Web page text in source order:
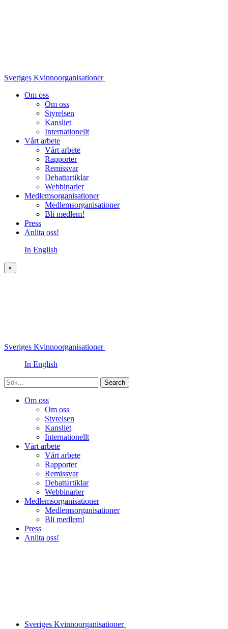
Sveriges Kvinnoorganisationer
Om oss
Om oss
Styrelsen
Kansliet
Internationellt
Vårt arbete
Vårt arbete
Rapporter
Remissvar
Debattartiklar
Webbinarier
Medlemsorganisationer
Medlemsorganisationer
Bli medlem!
Press
Anlita oss!
In English
×
Sveriges Kvinnoorganisationer
In English
Sök
Om oss
Om oss
Styrelsen
Kansliet
Internationellt
Vårt arbete
Vårt arbete
Rapporter
Remissvar
Debattartiklar
Webbinarier
Medlemsorganisationer
Medlemsorganisationer
Bli medlem!
Press
Anlita oss!
Sveriges Kvinnoorganisationer